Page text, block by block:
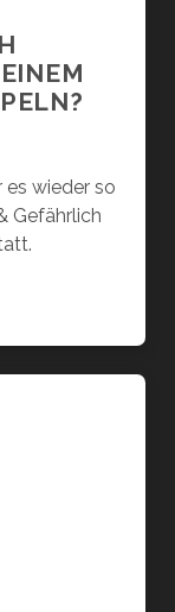
wieder so
Gefährlich